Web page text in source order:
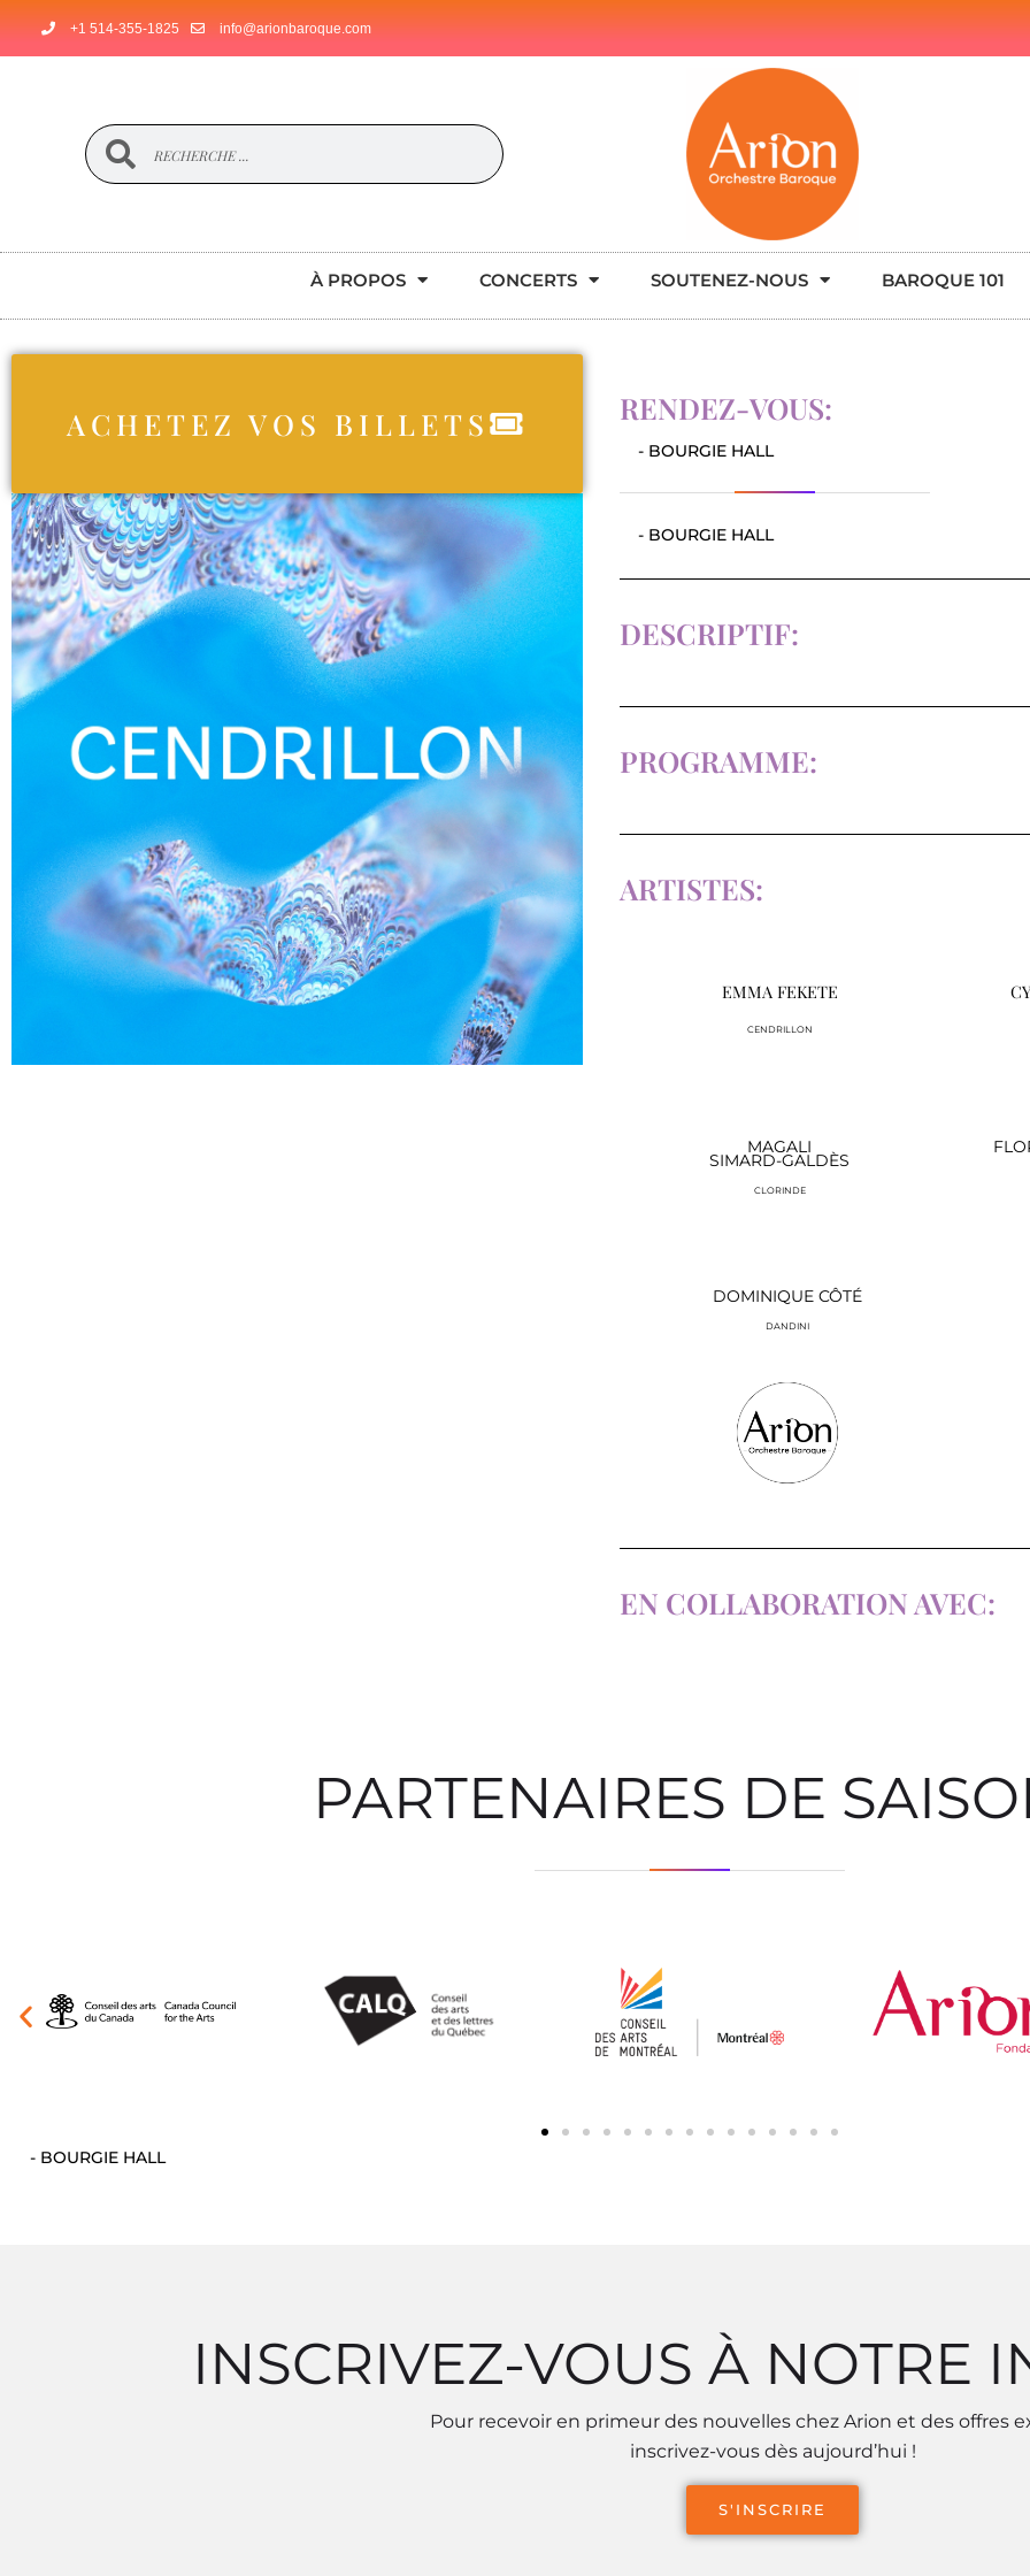
+1 514-355-1825 info@arionbaroque.com
À PROPOS CONCERTS SOUTENEZ-NOUS BAROQUE 101
ACHETEZ VOS BILLETS RENDEZ-VOUS:
- BOURGIE HALL
- BOURGIE HALL
DESCRIPTIF:
PROGRAMME:
ARTISTES:
EMMA FEKETE
CENDRILLON
MAGALI
SIMARD-GALDÈS
CLORINDE
DOMINIQUE CÔTÉ
DANDINI
EN COLLABORATION AVEC:
PARTENAIRES DE
- BOURGIE HALL
INSCRIVEZ-VOUS À NOTRE
Pour recevoir en primeur des nouvelles chez Arion et des offres
inscrivez-vous dès aujourd’hui !
S'INSCRIRE